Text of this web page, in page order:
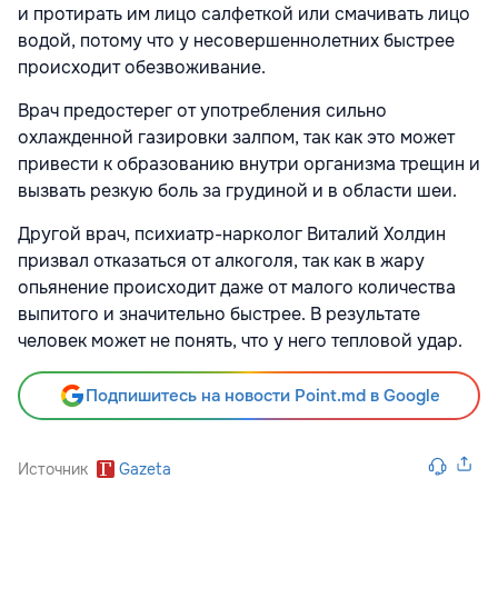
и протирать им лицо салфеткой или смачивать лицо
водой, потому что у несовершеннолетних быстрее
происходит обезвоживание.
Врач предостерег от употребления сильно
охлажденной газировки залпом, так как это может
привести к образованию внутри организма трещин и
вызвать резкую боль за грудиной и в области шеи.
Другой врач, психиатр-нарколог Виталий Холдин
призвал отказаться от алкоголя, так как в жару
опьянение происходит даже от малого количества
выпитого и значительно быстрее. В результате
человек может не понять, что у него тепловой удар.
Подпишитесь на новости Point.md в Google
Источник Gazeta